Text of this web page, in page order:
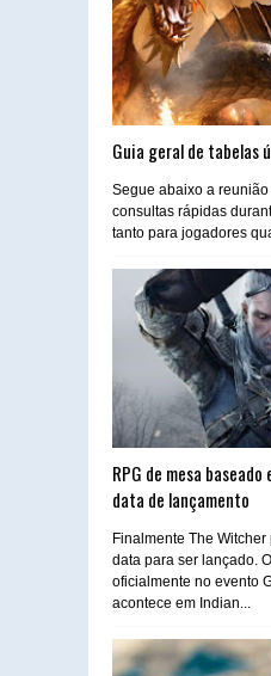
Guia geral de tabelas
Segue abaixo a
consultas rápidas
tanto para jogadores
RPG de mesa
data de lançamento
Finalmente The
data para ser lançado.
oficialmente no evento
acontece em Indian...